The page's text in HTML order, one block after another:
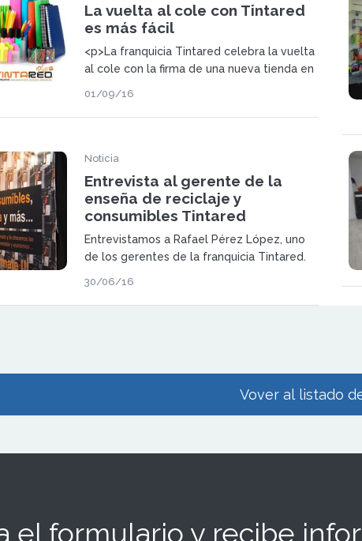
La vuelta al cole con Tintared
es más fácil
<p>La franquicia Tintared celebra la vuelta
al cole con la firma de una nueva tienda en
01/09/16
Noticia
Entrevista al gerente de la
enseña de reciclaje y
consumibles Tintared
Entrevistamos a Rafael Pérez López, uno
de los gerentes de la franquicia Tintared.
30/06/16
Vover al listado
el formulario y recibe